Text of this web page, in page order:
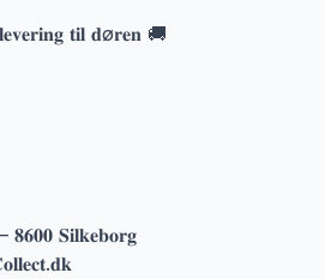
𝐭𝐢𝐥 𝐝ø𝐫𝐞𝐧 🚚
𝐒𝐢𝐥𝐤𝐞𝐛𝐨𝐫𝐠